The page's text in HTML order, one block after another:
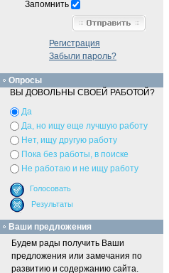
Запомнить
Регистрация
Забыли пароль?
Опросы
ВЫ ДОВОЛЬНЫ СВОЕЙ РАБОТОЙ?
Да
Да, но ищу еще лучшую работу
Нет, ищу другую работу
Пока без работы, в поиске
Не работаю и не ищу работу
Ваши предложения
Будем рады получить Ваши
предложения или замечания по
развитию и содержанию сайта.